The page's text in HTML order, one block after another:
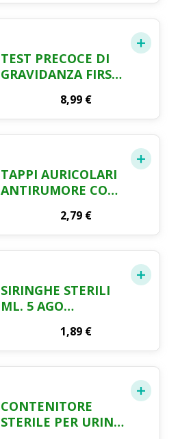
TEST PRECOCE DI
GRAVIDANZA FIRST
8,99 €
TAPPI AURICOLARI
ANTIRUMORE CON
FARMA CRAI X 4
2,79 €
SIRINGHE STERILI
ML. 5 AGO
CRAI X 10 PEZZI
1,89 €
CONTENITORE
STERILE PER URINE